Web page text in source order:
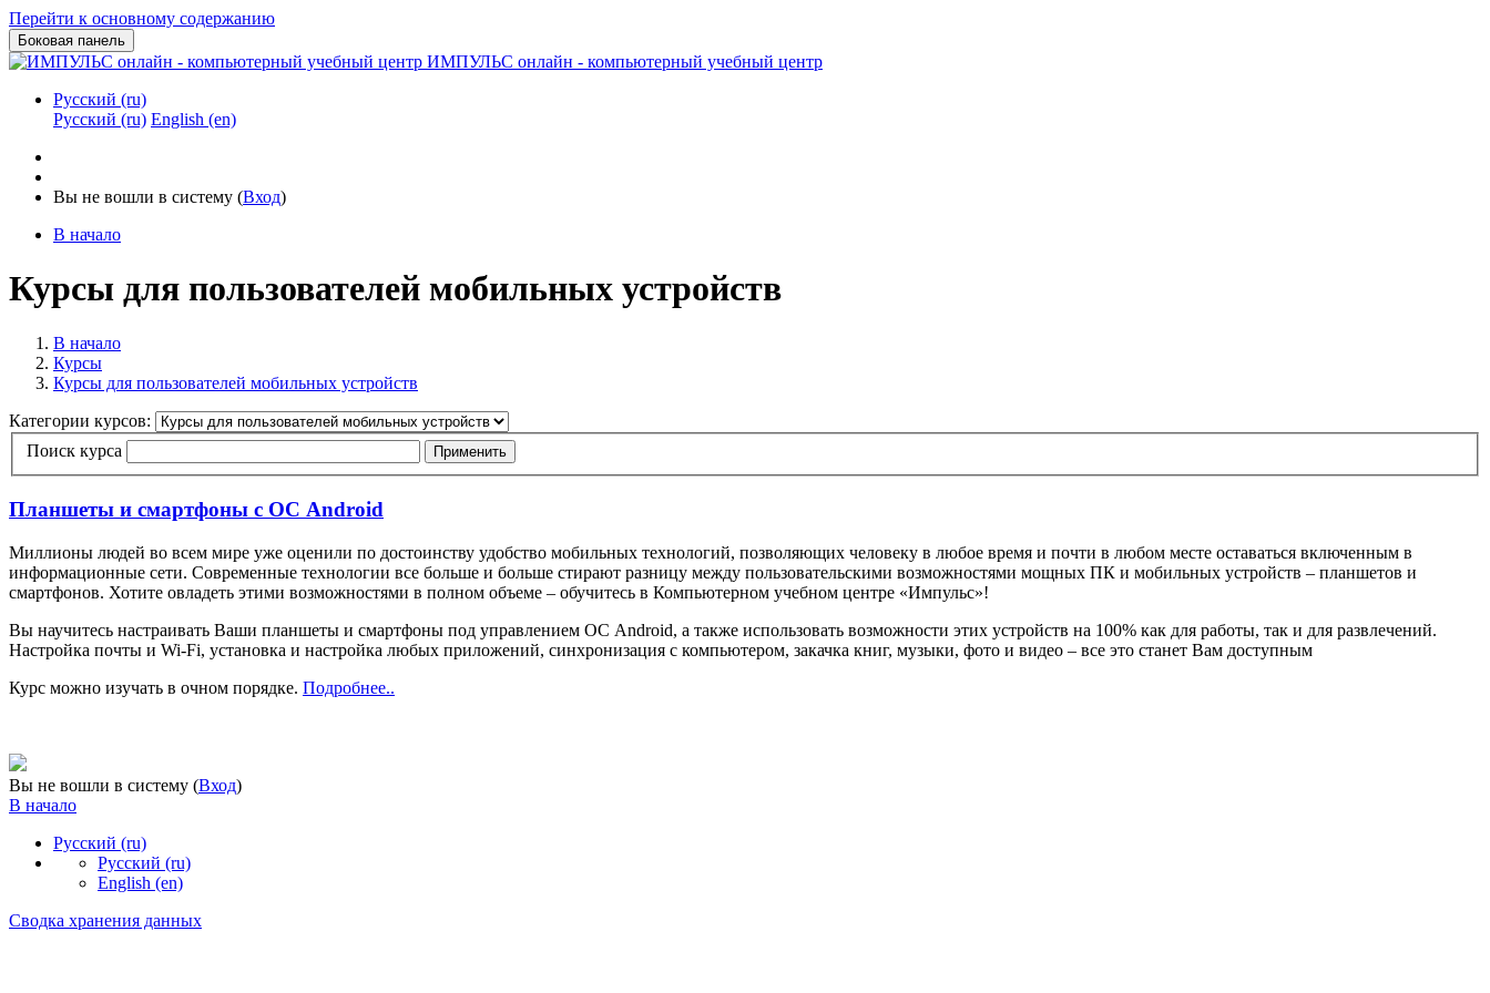
Перейти к основному содержанию
Боковая панель
ИМПУЛЬС онлайн - компьютерный учебный центр
Русский ‎(ru)‎
Русский ‎(ru)‎ English ‎(en)‎
Вы не вошли в систему (Вход)
В начало
Курсы для пользователей мобильных устройств
В начало
Курсы
Курсы для пользователей мобильных устройств
Категории курсов:
Поиск курса
Применить
Планшеты и смартфоны с ОС Android
Миллионы людей во всем мире уже оценили по достоинству удобство мобильных технологий, позволяющих человеку в любое время и почти в любом месте оставаться включенным в
информационные сети. Современные технологии все больше и больше стирают разницу между пользовательскими возможностями мощных ПК и мобильных устройств – планшетов и
смартфонов. Хотите овладеть этими возможностями в полном объеме – обучитесь в Компьютерном учебном центре «Импульс»!
Вы научитесь настраивать Ваши планшеты и смартфоны под управлением ОС Android, а также использовать возможности этих устройств на 100% как для работы, так и для развлечений.
Настройка почты и Wi-Fi, установка и настройка любых приложений, синхронизация с компьютером, закачка книг, музыки, фото и видео – все это станет Вам доступным
Курс можно изучать в очном порядке. Подробнее..
Вы не вошли в систему (Вход)
В начало
Русский ‎(ru)‎
Русский ‎(ru)‎
English ‎(en)‎
Сводка хранения данных